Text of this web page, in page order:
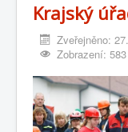
Složení sboru
Fotogalerie
Krajský
Zveřejněno:
Zobrazení: 583